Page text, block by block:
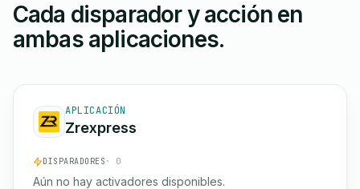
Cada disparador y acción en
ambas aplicaciones.
APLICACIÓN
Zrexpress
DISPARADORES · 0
Aún no hay activadores disponibles.